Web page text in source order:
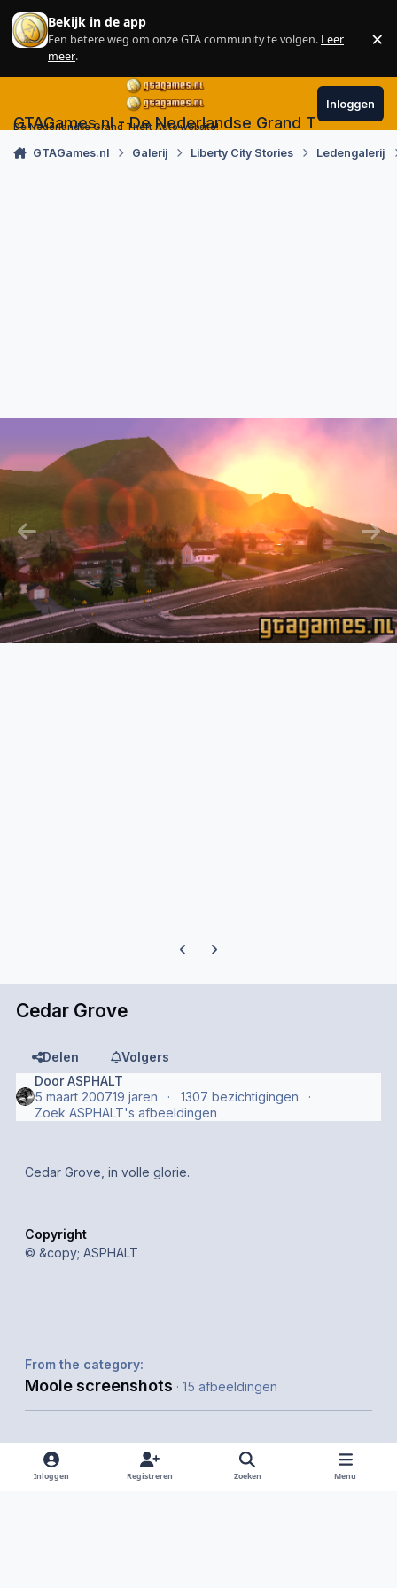
Skip to content
Bekijk in de app
Een betere weg om onze GTA community te volgen. Leer
meer.
×
GTAGames.nl - De Nederlandse Grand Theft Auto
De Nederlandse Grand Theft Auto website!
Inloggen
GTAGames.nl Galerij Liberty City Stories Ledengalerij
Previous carousel slide
Next carousel slide
Cedar Grove
Delen
Volgers
DoorASPHALT
5 maart 200719 jaren
1307 bezichtigingen
Zoek ASPHALT's afbeeldingen
Cedar Grove, in volle glorie.
Copyright
© &copy; ASPHALT
From the category:
Mooie screenshots · 15 afbeeldingen
Inloggen Registreren Zoeken Menu